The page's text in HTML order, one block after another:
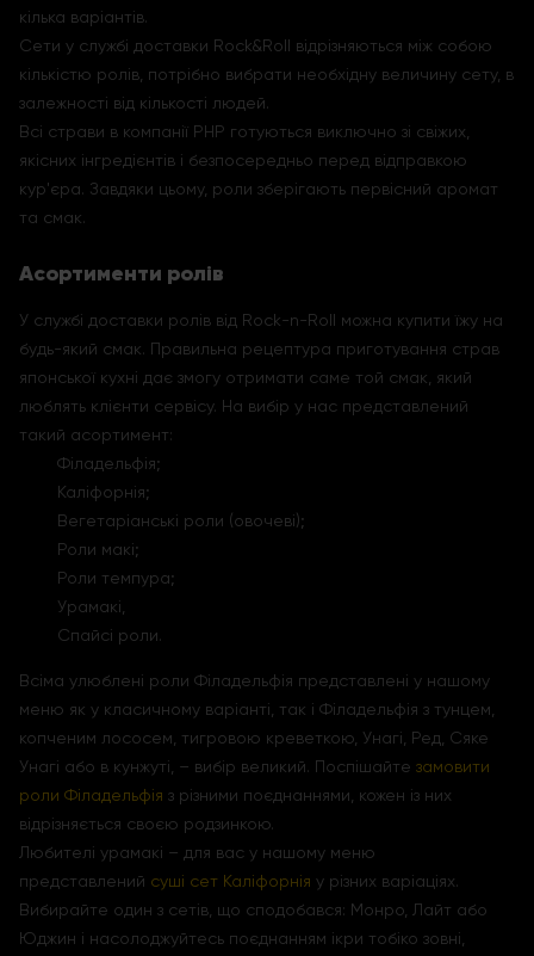
кілька варіантів.
Сети у службі доставки Rock&Roll відрізняються між собою
кількістю ролів, потрібно вибрати необхідну величину сету, в
залежності від кількості людей.
Всі страви в компанії РНР готуються виключно зі свіжих,
якісних інгредієнтів і безпосередньо перед відправкою
кур'єра. Завдяки цьому, роли зберігають первісний аромат
та смак.
Асортименти ролів
У службі доставки ролів від Rock-n-Roll можна купити їжу на
будь-який смак. Правильна рецептура приготування страв
японської кухні дає змогу отримати саме той смак, який
люблять клієнти сервісу. На вибір у нас представлений
такий асортимент:
Філадельфія;
Каліфорнія;
Вегетаріанські роли (овочеві);
Роли макі;
Роли темпура;
Урамакі,
Спайсі роли.
Всіма улюблені роли Філадельфія представлені у нашому
меню як у класичному варіанті, так і Філадельфія з тунцем,
копченим лососем, тигровою креветкою, Унагі, Ред, Сяке
Унагі або в кунжуті, – вибір великий. Поспішайте замовити
роли Філадельфія з різними поєднаннями, кожен із них
відрізняється своєю родзинкою.
Любителі урамакі – для вас у нашому меню
представлений суші сет Каліфорнія у різних варіаціях.
Вибирайте один з сетів, що сподобався: Монро, Лайт або
Юджин і насолоджуйтесь поєднанням ікри тобіко зовні,